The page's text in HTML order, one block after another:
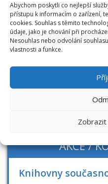
Abychom poskytli co nejlepší
přístupu k informacím o zařízení,
cookies. Souhlas s těmito
údaje, jako je chování při
Nesouhlas nebo odvolání
vlastnosti a funkce.
RFID novinky
AKCE /
Knihovny